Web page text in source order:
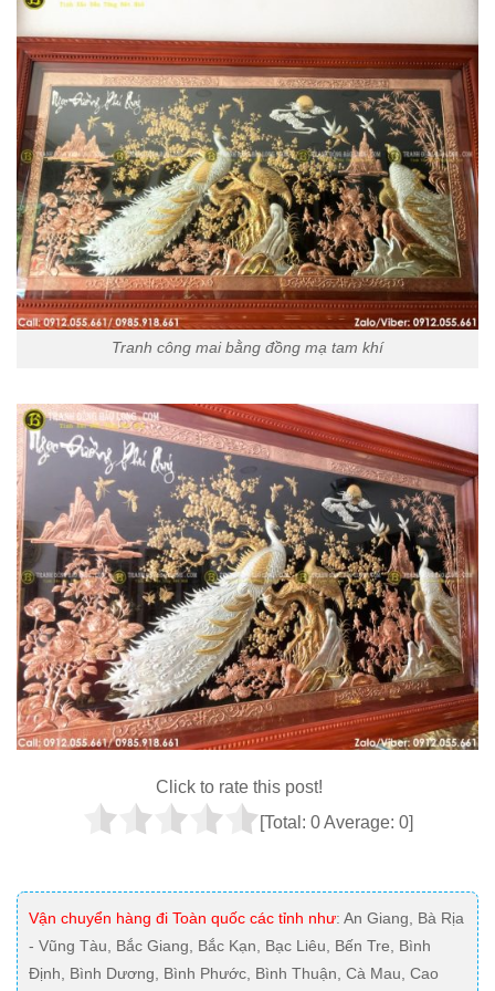
Tranh công mai bằng đồng mạ tam khí
Click to rate this post!
[Total: 0Average: 0]
Vận chuyển hàng đi Toàn quốc các tỉnh như: An Giang, Bà Rịa
- Vũng Tàu, Bắc Giang, Bắc Kạn, Bạc Liêu, Bến Tre, Bình
Định, Bình Dương, Bình Phước, Bình Thuận, Cà Mau, Cao